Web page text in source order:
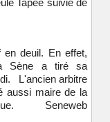
Tapée suivie de
en deuil. En effet,
Sène a tiré sa
L'ancien arbitre
aussi maire de la
Seneweb